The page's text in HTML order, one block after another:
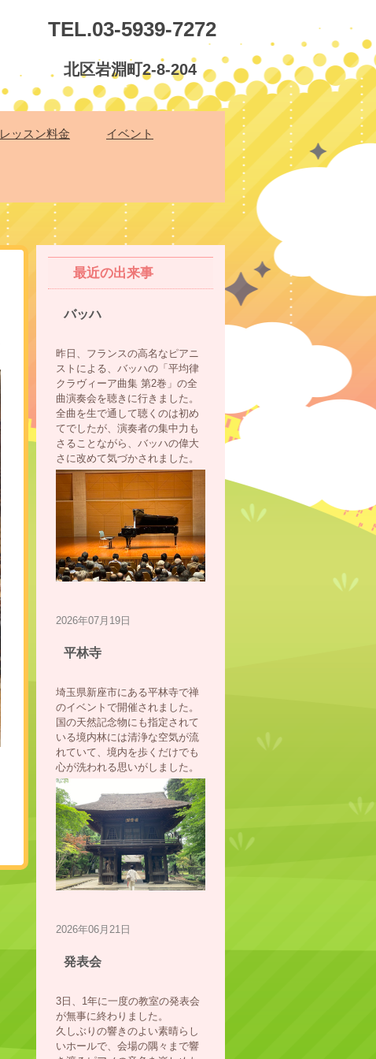
TEL.03-5939-7272
北区岩淵町2-8-204
レッスン料金 イベント
最近の出来事
バッハ
昨日、フランスの高名なピアニ
ストによる、バッハの「平均律
クラヴィーア曲集 第2巻」の全
曲演奏会を聴きに行きました。
全曲を生で通して聴くのは初め
てでしたが、演奏者の集中力も
さることながら、バッハの偉大
さに改めて気づかされました。
2026年07月19日
平林寺
埼玉県新座市にある平林寺で禅
のイベントで開催されました。
国の天然記念物にも指定されて
いる境内林には清浄な空気が流
れていて、境内を歩くだけでも
心が洗われる思いがしました。
2026年06月21日
発表会
3日、1年に一度の教室の発表会
が無事に終わりました。
久しぶりの響きのよい素晴らし
いホールで、会場の隅々まで響